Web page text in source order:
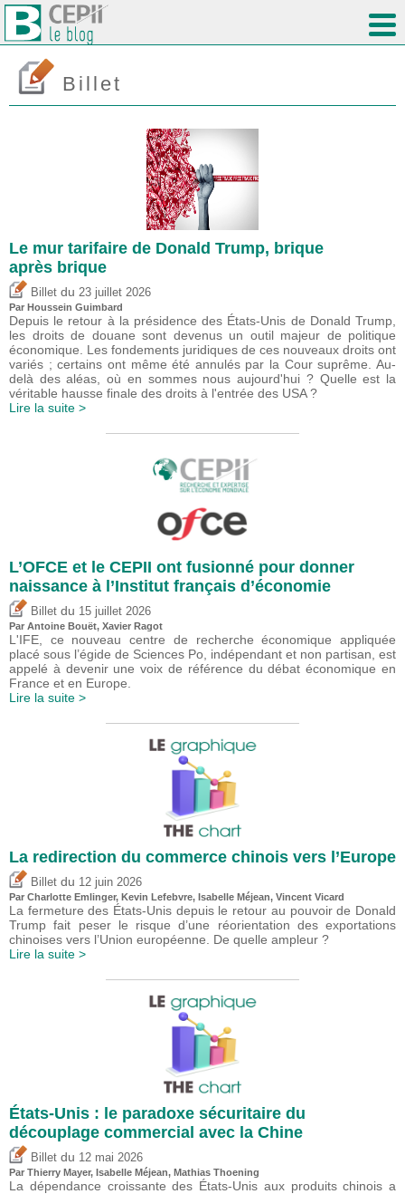
Billet
Le mur tarifaire de Donald Trump, brique
après brique
Billet du 23 juillet 2026
Par Houssein Guimbard
Depuis le retour à la présidence des États-Unis de Donald Trump,
les droits de douane sont devenus un outil majeur de politique
économique. Les fondements juridiques de ces nouveaux droits ont
variés ; certains ont même été annulés par la Cour suprême. Au-
delà des aléas, où en sommes nous aujourd'hui ? Quelle est la
véritable hausse finale des droits à l'entrée des USA ?
Lire la suite >
L’OFCE et le CEPII ont fusionné pour donner
naissance à l’Institut français d’économie
Billet du 15 juillet 2026
Par Antoine Bouët, Xavier Ragot
L'IFE, ce nouveau centre de recherche économique appliquée
placé sous l’égide de Sciences Po, indépendant et non partisan, est
appelé à devenir une voix de référence du débat économique en
France et en Europe.
Lire la suite >
La redirection du commerce chinois vers l’Europe
Billet du 12 juin 2026
Par Charlotte Emlinger, Kevin Lefebvre, Isabelle Méjean, Vincent Vicard
La fermeture des États-Unis depuis le retour au pouvoir de Donald
Trump fait peser le risque d’une réorientation des exportations
chinoises vers l’Union européenne. De quelle ampleur ?
Lire la suite >
États-Unis : le paradoxe sécuritaire du
découplage commercial avec la Chine
Billet du 12 mai 2026
Par Thierry Mayer, Isabelle Méjean, Mathias Thoening
La dépendance croissante des États-Unis aux produits chinois a